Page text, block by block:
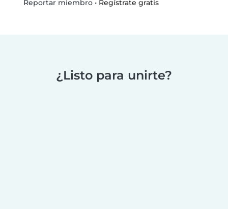
Reportar miembro• Regístrate gratis
¿Listo para unirte?